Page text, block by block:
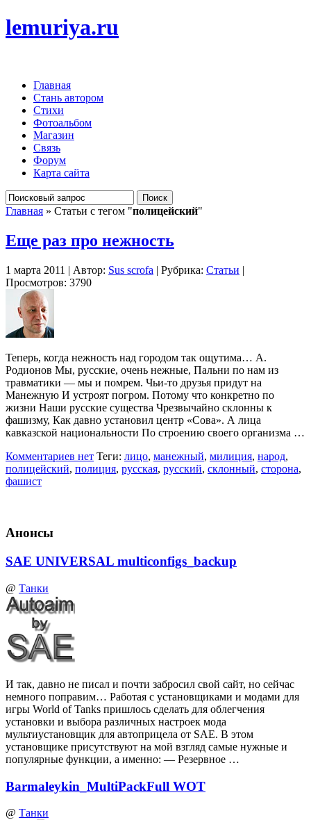
lemuriya.ru
Главная
Стань автором
Стихи
Фотоальбом
Магазин
Связь
Форум
Карта сайта
Главная » Статьи с тегом "полицейский"
Еще раз про нежность
1 марта 2011 | Автор: Sus scrofa | Рубрика: Статьи |
Просмотров: 3790
Теперь, когда нежность над городом так ощутима… А.
Родионов Мы, русские, очень нежные, Пальни по нам из
травматики — мы и помрем. Чьи-то друзья придут на
Манежную И устроят погром. Потому что конкретно по
жизни Наши русские существа Чрезвычайно склонны к
фашизму, Как давно установил центр «Сова». А лица
кавказской национальности По строению своего организма …
Комментариев нет Теги: лицо, манежный, милиция, народ,
полицейский, полиция, русская, русский, склонный, сторона,
фашист
Анонсы
SAE UNIVERSAL multiconfigs_backup
@ Танки
И так, давно не писал и почти забросил свой сайт, но сейчас
немного поправим… Работая с установщиками и модами для
игры World of Tanks пришлось сделать для облегчения
установки и выбора различных настроек мода
мультиустановщик для автоприцела от SAE. В этом
установщике присутствуют на мой взгляд самые нужные и
популярные функции, а именно: — Резервное …
Barmaleykin_MultiPackFull WOT
@ Танки